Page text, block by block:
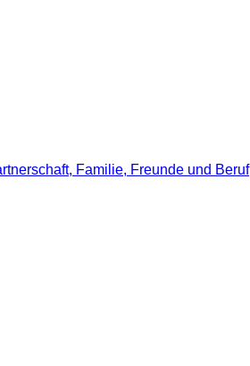
Familie, Freunde und Beruf